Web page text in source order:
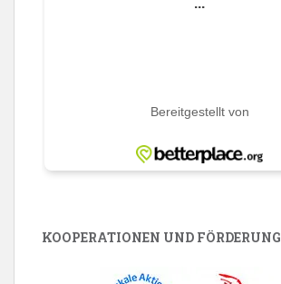
KOOPERATIONEN UND FÖRDERUNG